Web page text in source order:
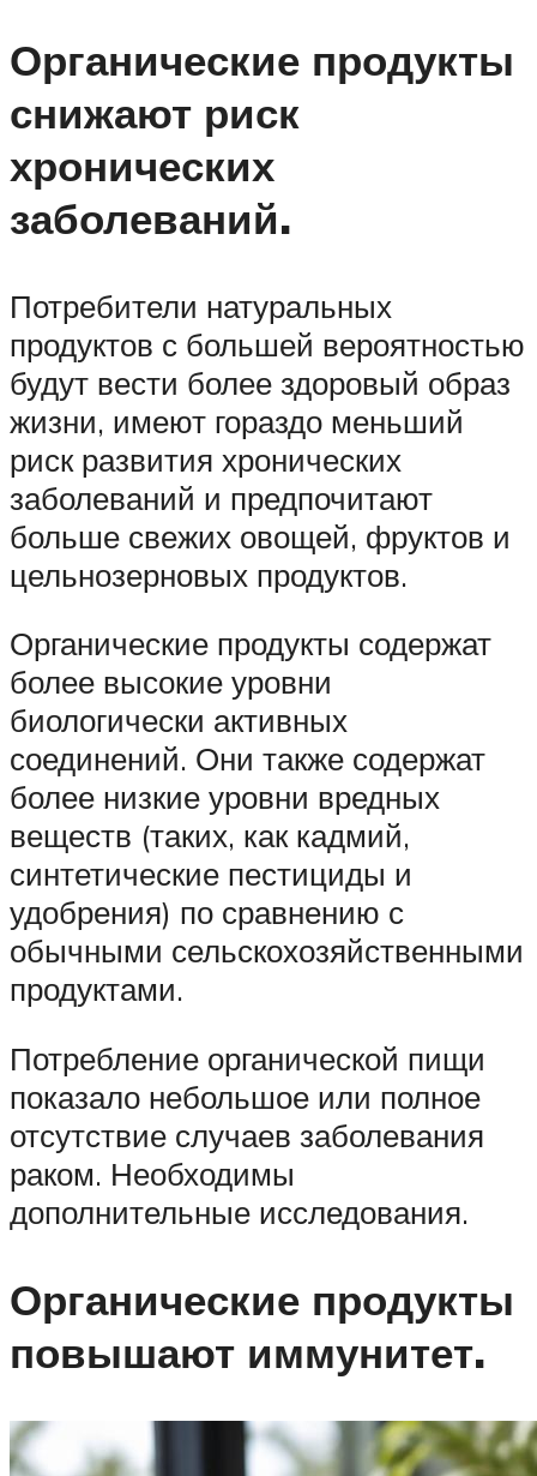
Органические продукты
снижают риск
хронических
заболеваний.
Потребители натуральных
продуктов с большей вероятностью
будут вести более здоровый образ
жизни, имеют гораздо меньший
риск развития хронических
заболеваний и предпочитают
больше свежих овощей, фруктов и
цельнозерновых продуктов.
Органические продукты содержат
более высокие уровни
биологически активных
соединений. Они также содержат
более низкие уровни вредных
веществ (таких, как кадмий,
синтетические пестициды и
удобрения) по сравнению с
обычными сельскохозяйственными
продуктами.
Потребление органической пищи
показало небольшое или полное
отсутствие случаев заболевания
раком. Необходимы
дополнительные исследования.
Органические продукты
повышают иммунитет.